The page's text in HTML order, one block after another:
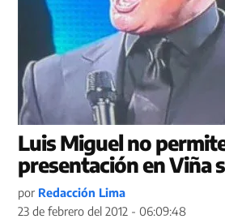
Luis Miguel no
presentación en Viña
por Redacción Lima
23 de febrero del 2012 - 06:09:48